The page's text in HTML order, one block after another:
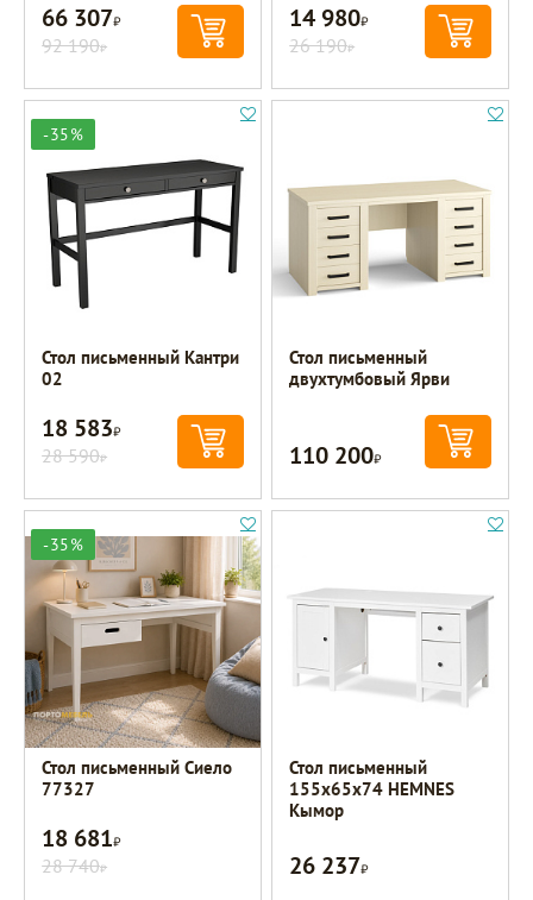
66 307Р
92 190Р
14 980Р
26 190Р
-35%
Стол письменный Кантри
02
18 583Р
28 590Р
Стол письменный
двухтумбовый Ярви
110 200Р
-35%
Стол письменный Сиело
77327
18 681Р
28 740Р
Стол письменный
155х65х74 HEMNES
Кымор
26 237Р